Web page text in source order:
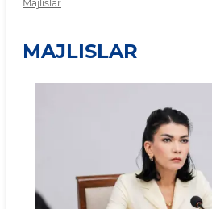
Majlislar
MAJLISLAR